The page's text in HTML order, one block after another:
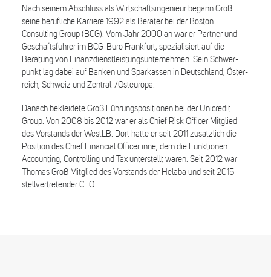
Nach seinem Abschluss als Wirtschafts­ingenieur begann Groß
seine berufliche Karriere 1992 als Berater bei der Boston
Consulting Group (BCG). Vom Jahr 2000 an war er Partner und
Geschäfts­führer im BCG-Büro Frankfurt, speziali­siert auf die
Beratung von Finanz­dienst­leistungs­unter­nehmen. Sein Schwer­
punkt lag dabei auf Banken und Spar­kassen in Deutsch­land, Öster­
reich, Schweiz und Zentral-/Ost­europa.
Danach bekleidete Groß Führungs­positionen bei der Uni­credit
Group. Von 2008 bis 2012 war er als Chief Risk Officer Mit­glied
des Vorstands der WestLB. Dort hatte er seit 2011 zusätzlich die
Position des Chief Financial Officer inne, dem die Funktionen
Accounting, Controlling und Tax unterstellt waren. Seit 2012 war
Thomas Groß Mitglied des Vorstands der Helaba und seit 2015
stellver­tretender CEO.